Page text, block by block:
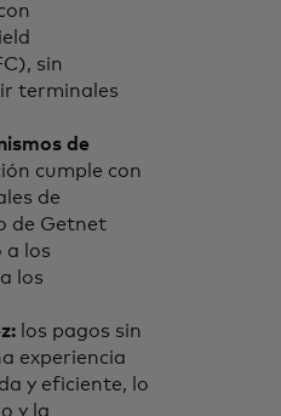
sin
terminales
de
cumple con
de
de Getnet
los
los
los pagos sin
experiencia
y eficiente, lo
y la